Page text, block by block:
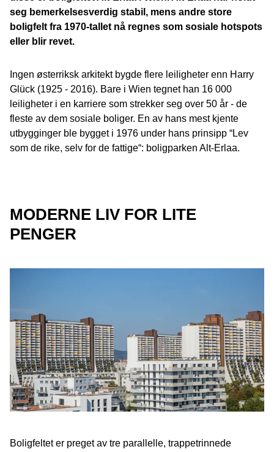
seg bemerkelsesverdig stabil, mens andre store
boligfelt fra 1970-tallet nå regnes som sosiale hotspots
eller blir revet.
Ingen østerriksk arkitekt bygde flere leiligheter enn Harry
Glück (1925 - 2016). Bare i Wien tegnet han 16 000
leiligheter i en karriere som strekker seg over 50 år - de
fleste av dem sosiale boliger. En av hans mest kjente
utbygginger ble bygget i 1976 under hans prinsipp “Lev
som de rike, selv for de fattige“: boligparken Alt-Erlaa.
MODERNE LIV FOR LITE
PENGER
Boligfeltet er preget av tre parallelle, trappetrinnede